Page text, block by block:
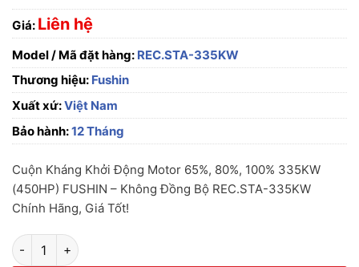
Giá: Liên hệ
Model / Mã đặt hàng: REC.STA-335KW
Thương hiệu: Fushin
Xuất xứ:Việt Nam
Bảo hành:12 Tháng
Cuộn Kháng Khởi Động Motor 65%, 80%, 100% 335KW
(450HP) FUSHIN – Không Đồng Bộ REC.STA-335KW
Chính Hãng, Giá Tốt!
Cuộn Kháng Khởi Động Motor 65%, 80%, 100% 335KW